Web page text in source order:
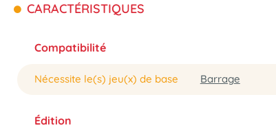
CARACTÉRISTIQUES
Compatibilité
Nécessite le(s) jeu(x) de base Barrage
Édition